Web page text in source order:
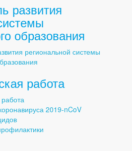
развития
образования
региональной системы
работа
2019-nCoV